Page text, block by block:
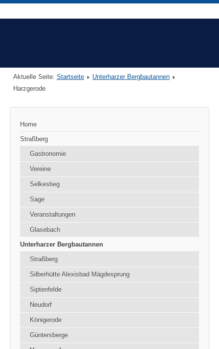
Aktuelle Seite: Startseite
Unterharzer Bergbautannen
Harzgerode
Home
Straßberg
Gastronomie
Vereine
Selkestieg
Sage
Veranstaltungen
Glasebach
Unterharzer Bergbautannen
Straßberg
Silberhütte Alexisbad Mägdesprung
Siptenfelde
Neudorf
Königerode
Güntersberge